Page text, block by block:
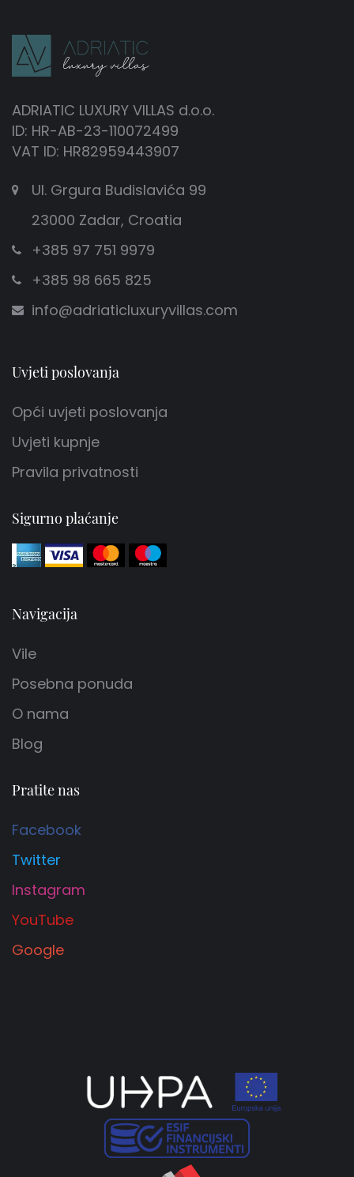
ADRIATIC LUXURY VILLAS d.o.o.
ID: HR-AB-23-110072499
VAT ID: HR82959443907
Ul. Grgura Budislavića 99
23000 Zadar, Croatia
+385 97 751 9979
+385 98 665 825
info@adriaticluxuryvillas.com
Uvjeti poslovanja
Opći uvjeti poslovanja
Uvjeti kupnje
Pravila privatnosti
Sigurno plaćanje
Navigacija
Vile
Posebna ponuda
O nama
Blog
Pratite nas
Facebook
Twitter
Instagram
YouTube
Google